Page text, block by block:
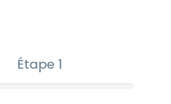
Étape 1